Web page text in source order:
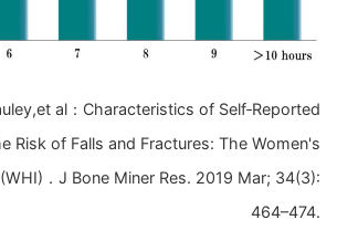
al：Characteristics of Self‐Reported
Risk of Falls and Fractures: The Women's
． J Bone Miner Res. 2019 Mar; 34(3):
464–474.